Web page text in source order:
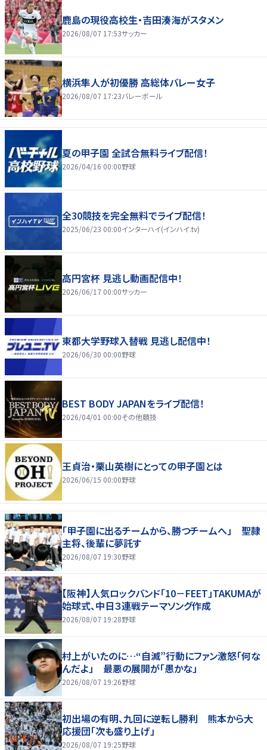
鹿島の現役高校生・吉田湊海がスタメン
2026/08/07 17:53サッカー
横浜隼人が初優勝 高総体バレー女子
2026/08/07 17:23バレーボール
夏の甲子園 全試合無料ライブ配信！
2026/04/16 00:00野球
全30競技を完全無料でライブ配信！
2025/06/23 00:00インターハイ(インハイ.tv)
高円宮杯 見逃し動画配信中！
2026/06/17 00:00サッカー
東都大学野球入替戦 見逃し配信中！
2026/06/30 00:00野球
BEST BODY JAPANをライブ配信！
2026/04/01 00:00その他競技
王貞治・栗山英樹にとっての甲子園とは
2026/06/15 00:00野球
「甲子園に出るチームから、勝つチームへ」 聖隷
主将、後輩に夢託す
2026/08/07 19:30野球
【阪神】人気ロックバンド「10－FEET」TAKUMAが
始球式、中日３連戦テーマソング作成
2026/08/07 19:28野球
村上がいたのに…“自滅”行動にファン激怒「何な
んだよ」 最悪の展開が「愚かな」
2026/08/07 19:26野球
初出場の有明、九回に逆転し勝利 熊本から大
応援団「次も盛り上げ」
2026/08/07 19:25野球